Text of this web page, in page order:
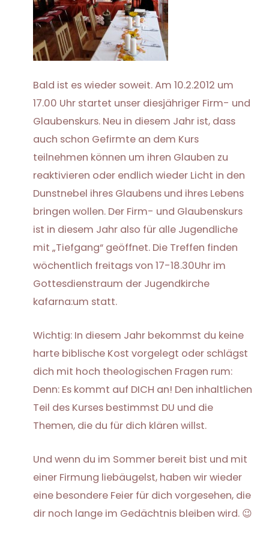
Bald ist es wieder soweit. Am 10.2.2012 um
17.00 Uhr startet unser diesjähriger Firm- und
Glaubenskurs. Neu in diesem Jahr ist, dass
auch schon Gefirmte an dem Kurs
teilnehmen können um ihren Glauben zu
reaktivieren oder endlich wieder Licht in den
Dunstnebel ihres Glaubens und ihres Lebens
bringen wollen. Der Firm- und Glaubenskurs
ist in diesem Jahr also für alle Jugendliche
mit „Tiefgang“ geöffnet. Die Treffen finden
wöchentlich freitags von 17-18.30Uhr im
Gottesdienstraum der Jugendkirche
kafarna:um statt.
Wichtig: In diesem Jahr bekommst du keine
harte biblische Kost vorgelegt oder schlägst
dich mit hoch theologischen Fragen rum:
Denn: Es kommt auf DICH an! Den inhaltlichen
Teil des Kurses bestimmst DU und die
Themen, die du für dich klären willst.
Und wenn du im Sommer bereit bist und mit
einer Firmung liebäugelst, haben wir wieder
eine besondere Feier für dich vorgesehen, die
dir noch lange im Gedächtnis bleiben wird. 😉